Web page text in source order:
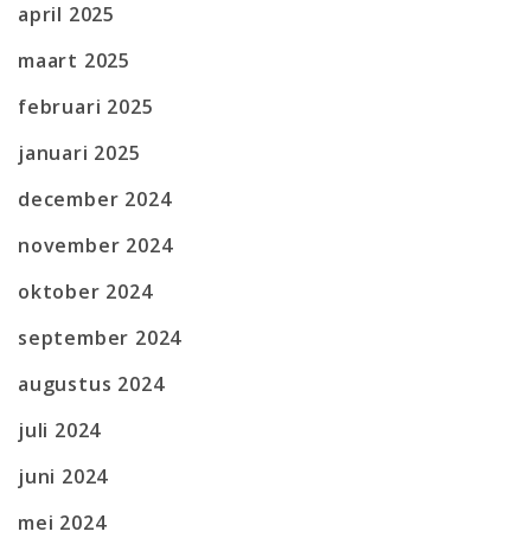
april 2025
maart 2025
februari 2025
januari 2025
december 2024
november 2024
oktober 2024
september 2024
augustus 2024
juli 2024
juni 2024
mei 2024